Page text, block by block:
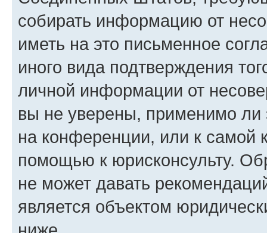
собирать информацию от
иметь на это письменное
иного вида подтверждения
личной информации от
вы не уверены, применимо ли
на конференции, или к самой
помощью к юрисконсульту.
не может давать
является объектом